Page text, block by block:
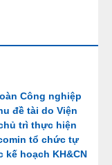
Công nghiệp
đề tài do Viện
trì thực hiện
tổ chức tự
hoạch KH&CN